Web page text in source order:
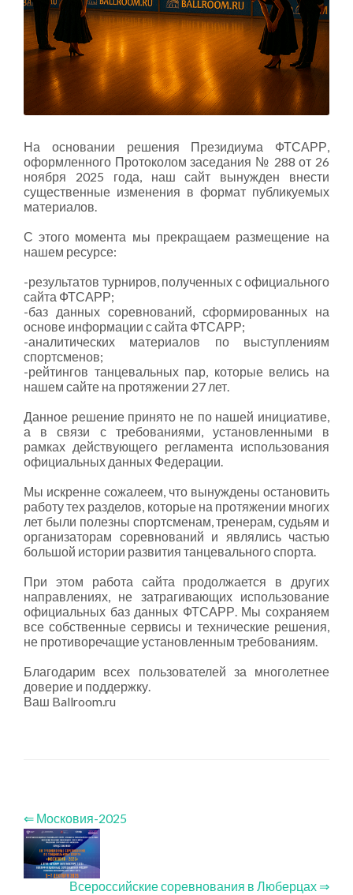
На основании решения Президиума ФТСАРР,
оформленного Протоколом заседания № 288 от 26
ноября 2025 года, наш сайт вынужден внести
существенные изменения в формат публикуемых
материалов.
С этого момента мы прекращаем размещение на
нашем ресурсе:
-результатов турниров, полученных с официального
сайта ФТСАРР;
-баз данных соревнований, сформированных на
основе информации с сайта ФТСАРР;
-аналитических материалов по выступлениям
спортсменов;
-рейтингов танцевальных пар, которые велись на
нашем сайте на протяжении 27 лет.
Данное решение принято не по нашей инициативе,
а в связи с требованиями, установленными в
рамках действующего регламента использования
официальных данных Федерации.
Мы искренне сожалеем, что вынуждены остановить
работу тех разделов, которые на протяжении многих
лет были полезны спортсменам, тренерам, судьям и
организаторам соревнований и являлись частью
большой истории развития танцевального спорта.
При этом работа сайта продолжается в других
направлениях, не затрагивающих использование
официальных баз данных ФТСАРР. Мы сохраняем
все собственные сервисы и технические решения,
не противоречащие установленным требованиям.
Благодарим всех пользователей за многолетнее
доверие и поддержку.
Ваш Ballroom.ru
⇐ Московия-2025
Всероссийские соревнования в Люберцах ⇒